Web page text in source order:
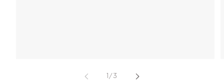
1 /van
3